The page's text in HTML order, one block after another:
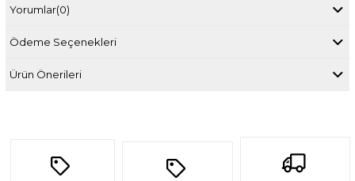
Yorumlar(0)
Ödeme Seçenekleri
Ürün Önerileri